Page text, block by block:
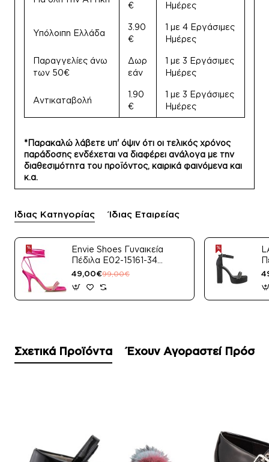
€
Ημέρες
Υπόλοιπη Ελλάδα
3.90
€
1 με 4 Εργάσιμες
Ημέρες
Παραγγελίες άνω
των 50€
Δωρ
εάν
1 με 3 Εργάσιμες
Ημέρες
Αντικαταβολή
1.90
€
1 με 3 Εργάσιμες
Ημέρες
*Παρακαλώ λάβετε υπ' όψιν ότι οι τελικός χρόνος
παράδοσης ενδέχεται να διαφέρει ανάλογα με την
διαθεσιμότητα του προϊόντος, καιρικά φαινόμενα και
κ.α.
Ίδιας Κατηγορίας Ίδιας Εταιρείας
Envie Shoes Γυναικεία
Πέδιλα E02-15161-34
Μαύρο Satin
49,00€99,00€
Σχετικά Προϊόντα Έχουν Αγοραστεί